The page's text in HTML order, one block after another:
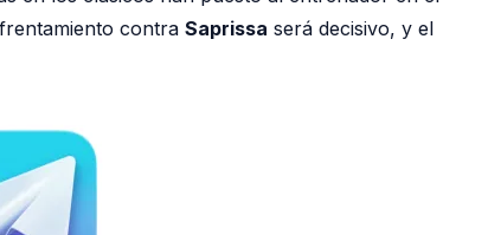
contra Saprissa será decisivo, y el